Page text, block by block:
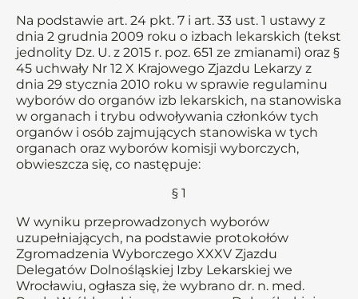
Na podstawie art. 24 pkt. 7 i art. 33 ust. 1 ustawy z
dnia 2 grudnia 2009 roku o izbach lekarskich (tekst
jednolity Dz. U. z 2015 r. poz. 651 ze zmianami) oraz §
45 uchwały Nr 12 X Krajowego Zjazdu Lekarzy z
dnia 29 stycznia 2010 roku w sprawie regulaminu
wyborów do organów izb lekarskich, na stanowiska
w organach i trybu odwoływania członków tych
organów i osób zajmujących stanowiska w tych
organach oraz wyborów komisji wyborczych,
obwieszcza się, co następuje:
§ 1
W wyniku przeprowadzonych wyborów
uzupełniających, na podstawie protokołów
Zgromadzenia Wyborczego XXXV Zjazdu
Delegatów Dolnośląskiej Izby Lekarskiej we
Wrocławiu, ogłasza się, że wybrano dr. n. med.